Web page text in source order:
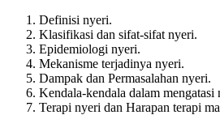
Definisi nyeri.
Klasifikasi dan sifat-sifat nyeri.
Epidemiologi nyeri.
Mekanisme terjadinya nyeri.
Dampak dan Permasalahan nyeri.
Kendala-kendala dalam mengatasi
Terapi nyeri dan Harapan terapi